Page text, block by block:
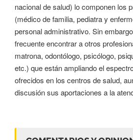
nacional de salud) lo componen los
(médico de familia, pediatra y
personal administrativo. Sin
frecuente encontrar a otros
matrona, odontólogo, psicólogo,
etc.) que están ampliando el
ofrecidos en los centros de salud,
discusión sus aportaciones a la